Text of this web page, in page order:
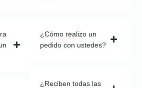
¿Cómo realizo un
pedido con ustedes?
¿Reciben todas las